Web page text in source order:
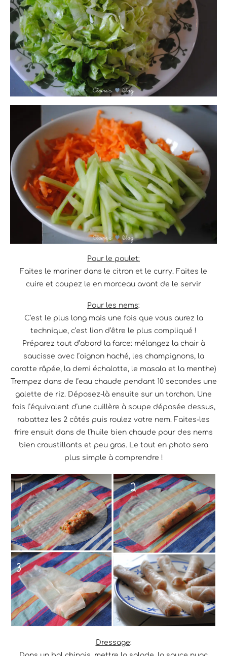
Pour le poulet:
Faites le mariner dans le citron et le curry. Faites le
cuire et coupez le en morceau avant de le servir
Pour les nems:
C’est le plus long mais une fois que vous aurez la
technique, c’est lion d’être le plus compliqué !
Préparez tout d’abord la farce: mélangez la chair à
saucisse avec l’oignon haché, les champignons, la
carotte râpée, la demi échalotte, le masala et la menthe)
Trempez dans de l’eau chaude pendant 10 secondes une
galette de riz. Déposez-là ensuite sur un torchon. Une
fois l’équivalent d’une cuillère à soupe déposée dessus,
rabattez les 2 côtés puis roulez votre nem. Faites-les
frire ensuit dans de l’huile bien chaude pour des nems
bien croustillants et peu gras. Le tout en photo sera
plus simple à comprendre !
Dressage: